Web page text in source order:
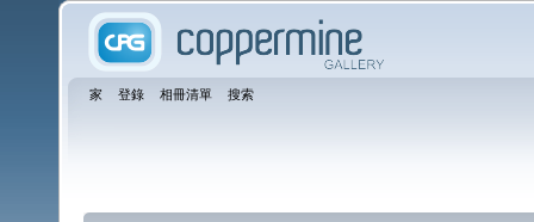
家 登錄 相冊清單 搜索